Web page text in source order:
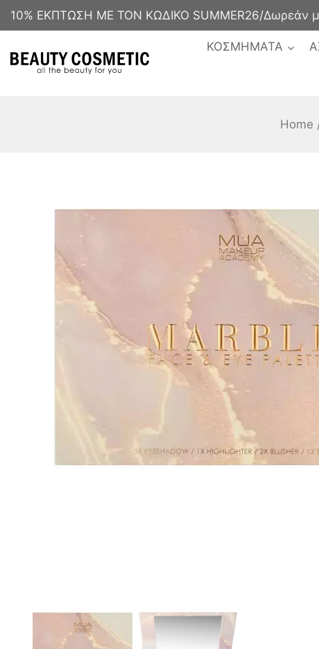
10% ΕΚΠΤΩΣΗ ΜΕ ΤΟΝ ΚΩΔΙΚΟ SUMMER26/Δωρεάν
ΚΟΣΜΗΜΑΤΑ
Home